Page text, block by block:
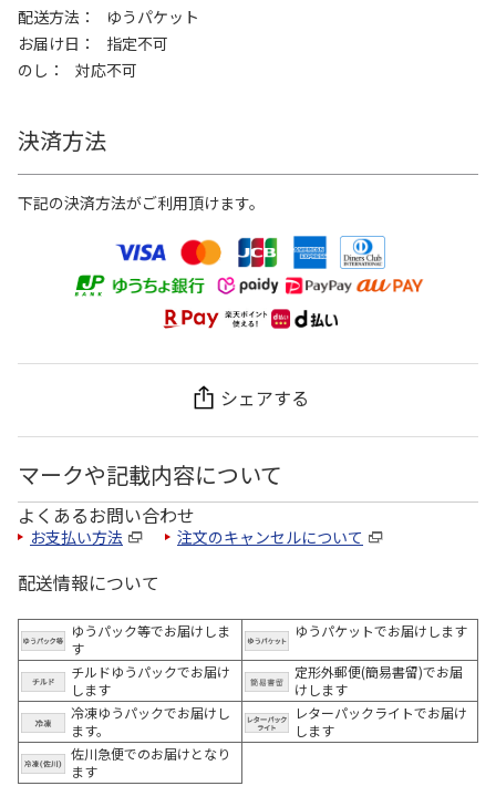
配送方法
ゆうパケット
お届け日
指定不可
のし
対応不可
決済方法
下記の決済方法がご利用頂けます。
シェアする
マークや記載内容について
よくあるお問い合わせ
お支払い方法 注文のキャンセルについて
配送情報について
ゆうパック等でお届けしま
す
ゆうパケットでお届けします
チルドゆうパックでお届け
します
定形外郵便(簡易書留)でお届
けします
冷凍ゆうパックでお届けし
ます。
レターパックライトでお届け
します
佐川急便でのお届けとなり
ます